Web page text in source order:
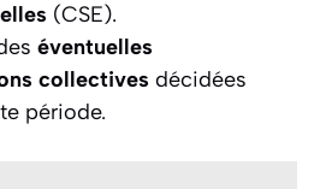
(CSE).
éventuelles
collectives décidées
période.